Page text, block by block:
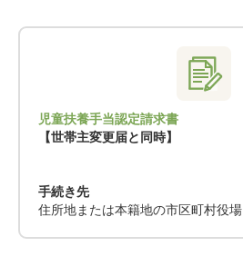
児童扶養手当認定請求書
【世帯主変更届と同時】
手続き先
住所地または本籍地の市区町村役場